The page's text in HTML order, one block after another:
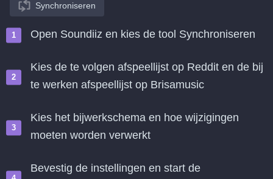
Synchroniseren
Open Soundiiz en kies de tool Synchroniseren
Kies de te volgen afspeellijst op Reddit en de bij
te werken afspeellijst op Brisamusic
Kies het bijwerkschema en hoe wijzigingen
moeten worden verwerkt
Bevestig de instellingen en start de